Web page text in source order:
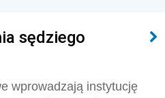
sędziego
wprowadzają instytucję